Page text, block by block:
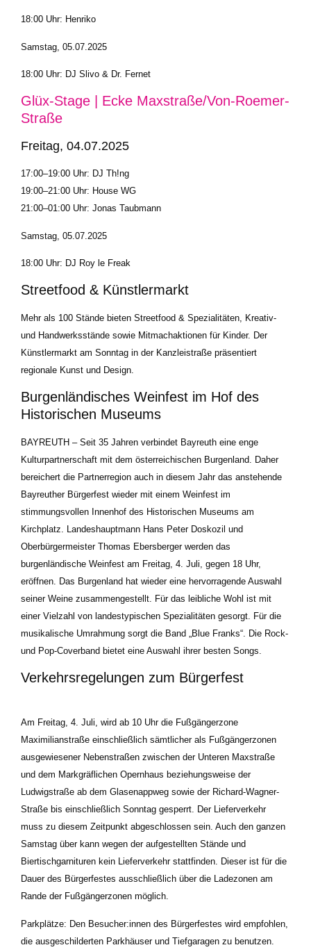
18:00 Uhr: Henriko
Samstag, 05.07.2025
18:00 Uhr: DJ Slivo & Dr. Fernet
Glüx-Stage | Ecke Maxstraße/Von-Roemer-
Straße
Freitag, 04.07.2025
17:00–19:00 Uhr: DJ Th!ng
19:00–21:00 Uhr: House WG
21:00–01:00 Uhr: Jonas Taubmann
Samstag, 05.07.2025
18:00 Uhr: DJ Roy le Freak
Streetfood & Künstlermarkt
Mehr als 100 Stände bieten Streetfood & Spezialitäten, Kreativ-
und Handwerksstände sowie Mitmachaktionen für Kinder. Der
Künstlermarkt am Sonntag in der Kanzleistraße präsentiert
regionale Kunst und Design.
Burgenländisches Weinfest im Hof des
Historischen Museums
BAYREUTH – Seit 35 Jahren verbindet Bayreuth eine enge
Kulturpartnerschaft mit dem österreichischen Burgenland. Daher
bereichert die Partnerregion auch in diesem Jahr das anstehende
Bayreuther Bürgerfest wieder mit einem Weinfest im
stimmungsvollen Innenhof des Historischen Museums am
Kirchplatz. Landeshauptmann Hans Peter Doskozil und
Oberbürgermeister Thomas Ebersberger werden das
burgenländische Weinfest am Freitag, 4. Juli, gegen 18 Uhr,
eröffnen. Das Burgenland hat wieder eine hervorragende Auswahl
seiner Weine zusammengestellt. Für das leibliche Wohl ist mit
einer Vielzahl von landestypischen Spezialitäten gesorgt. Für die
musikalische Umrahmung sorgt die Band „Blue Franks“. Die Rock-
und Pop-Coverband bietet eine Auswahl ihrer besten Songs.
Verkehrsregelungen zum Bürgerfest
Am Freitag, 4. Juli, wird ab 10 Uhr die Fußgängerzone
Maximilianstraße einschließlich sämtlicher als Fußgängerzonen
ausgewiesener Nebenstraßen zwischen der Unteren Maxstraße
und dem Markgräflichen Opernhaus beziehungsweise der
Ludwigstraße ab dem Glasenappweg sowie der Richard-Wagner-
Straße bis einschließlich Sonntag gesperrt. Der Lieferverkehr
muss zu diesem Zeitpunkt abgeschlossen sein. Auch den ganzen
Samstag über kann wegen der aufgestellten Stände und
Biertischgarnituren kein Lieferverkehr stattfinden. Dieser ist für die
Dauer des Bürgerfestes ausschließlich über die Ladezonen am
Rande der Fußgängerzonen möglich.
Parkplätze: Den Besucher:innen des Bürgerfestes wird empfohlen,
die ausgeschilderten Parkhäuser und Tiefgaragen zu benutzen.